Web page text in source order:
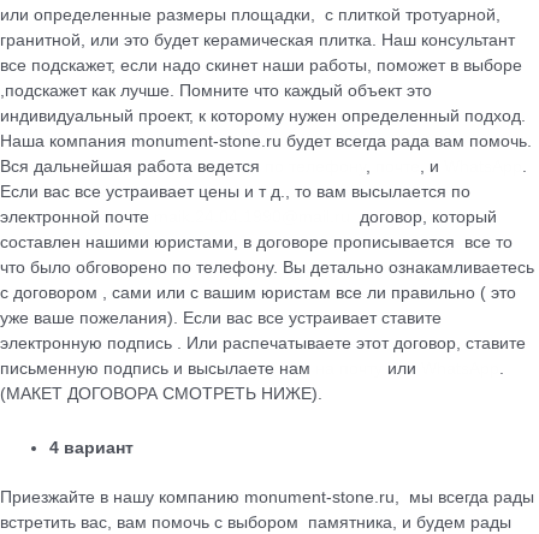
или определенные размеры площадки, с плиткой тротуарной,
гранитной, или это будет керамическая плитка. Наш консультант
все подскажет, если надо скинет наши работы, поможет в выборе
,подскажет как лучше. Помните что каждый объект это
индивидуальный проект, к которому нужен определенный подход.
Наша компания monument-stone.ru будет всегда рада вам помочь.
Вся дальнейшая работа ведется
, и
Если вас все устраивает цены и т д., то вам высылается по
электронной почте
договор, который
cоставлен нашими юристами, в договоре прописывается все то
что было обговорено по телефону. Вы детально ознакамливаетесь
с договором , сами или с вашим юристам все ли правильно ( это
уже ваше пожелания). Если вас все устраивает ставите
электронную подпись . Или распечатываете этот договор, ставите
письменную подпись и высылаете нам
или
(МАКЕТ ДОГОВОРА СМОТРЕТЬ НИЖЕ).
4 вариант
Приезжайте в нашу компанию monument-stone.ru, мы всегда рады
встретить вас, вам помочь с выбором памятника, и будем рады